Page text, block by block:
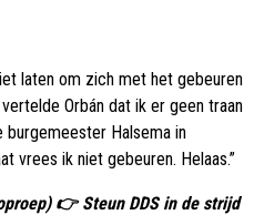
laten om zich met het gebeuren
Orbán dat ik er geen traan
Halsema in
vrees ik niet gebeuren. Helaas.”
👉 Steun DDS in de strijd